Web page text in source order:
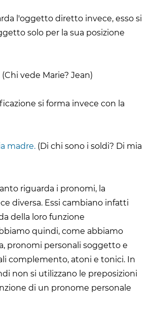
l'oggetto diretto invece, esso si
solo per la sua posizione
(Chi vede Marie? Jean)
si forma invece con la
madre. (Di chi sono i soldi? Di mia
riguarda i pronomi, la
diversa. Essi cambiano infatti
della loro funzione
quindi, come abbiamo
pronomi personali soggetto e
complemento, atoni e tonici. In
non si utilizzano le preposizioni
di un pronome personale